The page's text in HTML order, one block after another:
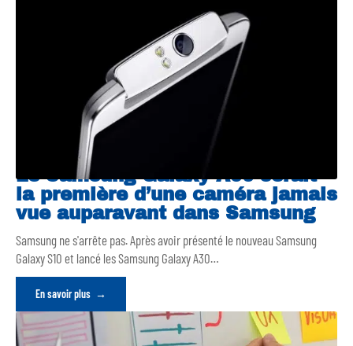
Le Samsung Galaxy A90 serait
la première d’une caméra jamais
vue auparavant dans Samsung
Samsung ne s'arrête pas. Après avoir présenté le nouveau Samsung
Galaxy S10 et lancé les Samsung Galaxy A30…
En savoir plus